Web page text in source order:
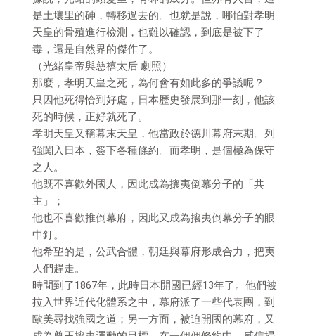
是土壤里的砷，轉移過去的。也就是說，哪怕對孝明
天皇的骨殖進行檢測，也難以確認，到底是被下了
毒，還是自然界的傑作了。
（光緒皇帝與慈禧太后 劇照）
那麼，孝明天皇之死，為何會有如此多的爭議呢？
只因他死得恰到好處，日本歷史發展到那一刻，他該
死的時候，正好就死了。
孝明天皇又稱幕末天皇，他當政於德川幕府末期。列
強闖入日本，簽下各種條約。而孝明，是個極為保守
之人。
他既不喜歡外國人，因此成為攘夷倒幕分子的「共
主」；
他也不喜歡推倒幕府，因此又成為攘夷倒幕分子的眼
中釘。
他希望的是，公武合體，朝廷與幕府形成合力，把夷
人們趕走。
時間到了1867年，此時日本開國已經13年了。他們被
拉入世界近代化體系之中，幕府派了一些代表團，到
歐美尋找強國之道；另一方面，被迫開國的幕府，又